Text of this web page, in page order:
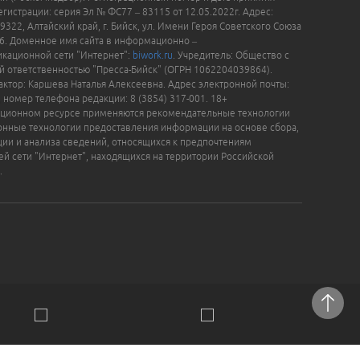
серия Эл № ФС77 – 83115 от 12.05.2022г. Адрес:
Алтайский край, г. Бийск, ул. Имени Героя Советского Союза
Доменное имя сайта в информационно –
сети "Интернет": biwork.ru . Учредитель: Общество с
ответственностью "Пресса-Бийск" (ОГРН 1062204039864).
Каршева Наталья Алексеевна. Адрес электронной почты:
, номер телефона редакции: 8 (3854) 317-001. 18+
ресурсе применяются рекомендательные технологии
технологии предоставления информации на основе сбора,
и анализа сведений, относящихся к предпочтениям
сети "Интернет", находящихся на территории Российской